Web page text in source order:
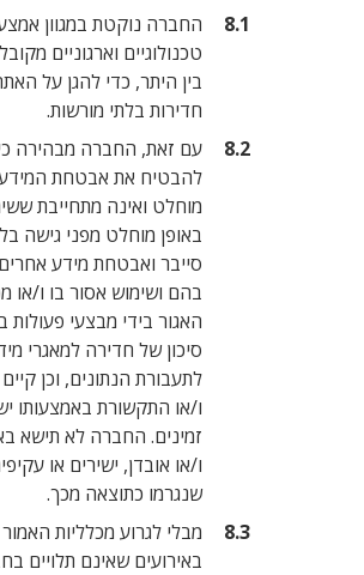
החברה נוקטת במגוון אמצעי אבטחה
טכנולוגיים וארגוניים מקובלים להגנה על האתר,
בין היתר, כדי להגן על האתר ועל תוכנו מפני
חדירות בלתי מורשות.
עם זאת, החברה מבהירה כי היא אינה יכולה
להבטיח את אבטחת המידע ושמירתו באופן
מוחלט ואינה מתחייבת ששירותיה יהיו חסינים
באופן מוחלט מפני גישה בלתי מורשית או איומי
סייבר ואבטחת מידע אחרים למידע המאוחסן
בהם ושימוש אסור בו ו/או מפני חשיפת המידע
האגור בידי מבצעי פעולות בלתי חוקיות, וקיים
סיכון של חדירה למאגרי מידע של החברה או
לתעבורת הנתונים, וכן קיים סיכון שהמידע באתר
ו/או התקשורת באמצעותו ישתבשו או לא יהיו
זמינים. החברה לא תישא באחריות בגין כל נזק
ו/או אובדן, ישירים או עקיפים, מכל סוג שהוא,
שנגרמו כתוצאה מכך.
מבלי לגרוע מכלליות האמור בסעיף 8.2, יובהר כי
באירועים שאינם תלויים בחברה ו/או מי מטעמה